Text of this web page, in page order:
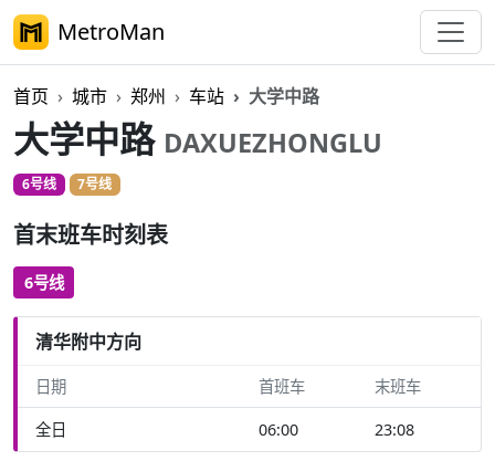
MetroMan
首页 城市 郑州 车站 大学中路
大学中路 DAXUEZHONGLU
6号线 7号线
首末班车时刻表
6号线
清华附中方向
日期 首班车 末班车
全日 06:00 23:08